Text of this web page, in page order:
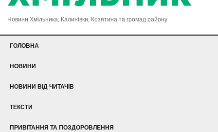
Новини Хмільника, Калинівки, Козятина та громад району
ГОЛОВНА
НОВИНИ
НОВИНИ ВІД ЧИТАЧІВ
ТЕКСТИ
ПРИВІТАННЯ ТА ПОЗДОРОВЛЕННЯ